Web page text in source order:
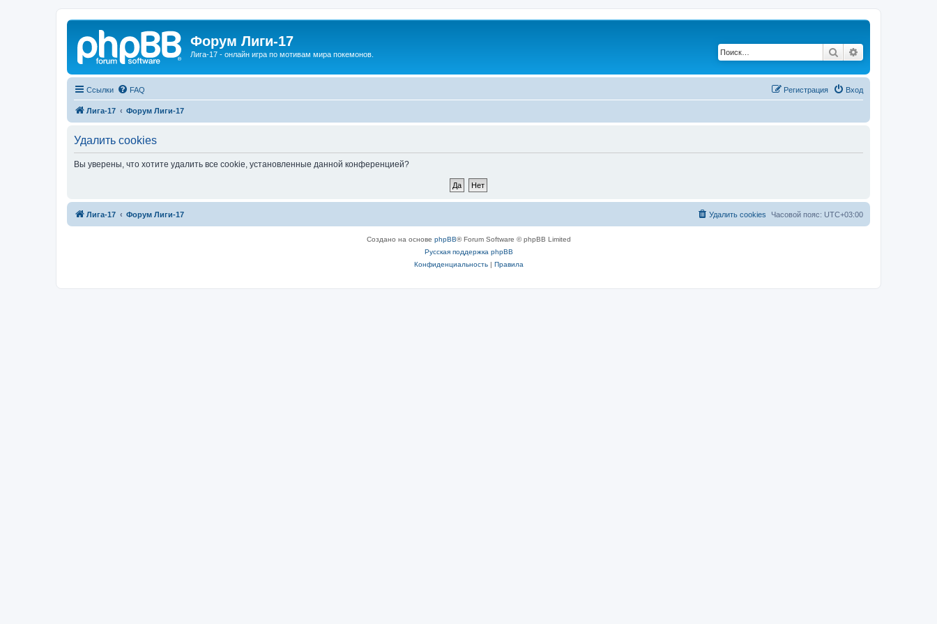
Форум Лиги-17
Лига-17 - онлайн игра по мотивам мира покемонов. Поиск
Ссылки FAQ Вход
Регистрация
Лига-17 Форум Лиги-17
Удалить cookies
Вы уверены, что хотите удалить все cookie, установленные данной конференцией?
Лига-17 Форум Лиги-17 Часовой пояс: UTC+03:00
Удалить cookies
Создано на основе phpBB® Forum Software © phpBB Limited
Русская поддержка phpBB
Конфиденциальность| Правила